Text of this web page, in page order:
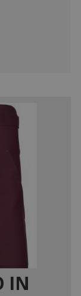
IN
Adobe Inc.
Adobe Inc.